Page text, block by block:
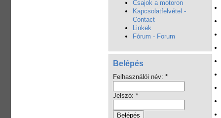
Csajok a motoron
Kapcsolatfelvétel -
Contact
Linkek
Fórum - Forum
Belépés
Felhasználói név: *
Jelszó: *